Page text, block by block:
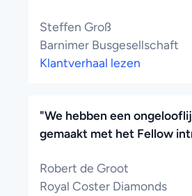
Steffen Groß
Barnimer Busgesellschaft
Klantverhaal lezen
"We hebben een
gemaakt met het Fellow
Robert de Groot
Royal Coster Diamonds